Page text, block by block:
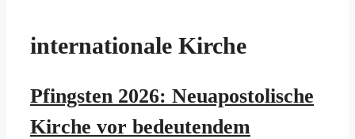
internationale Kirche
Pfingsten 2026: Neuapostolische
Kirche vor bedeutendem